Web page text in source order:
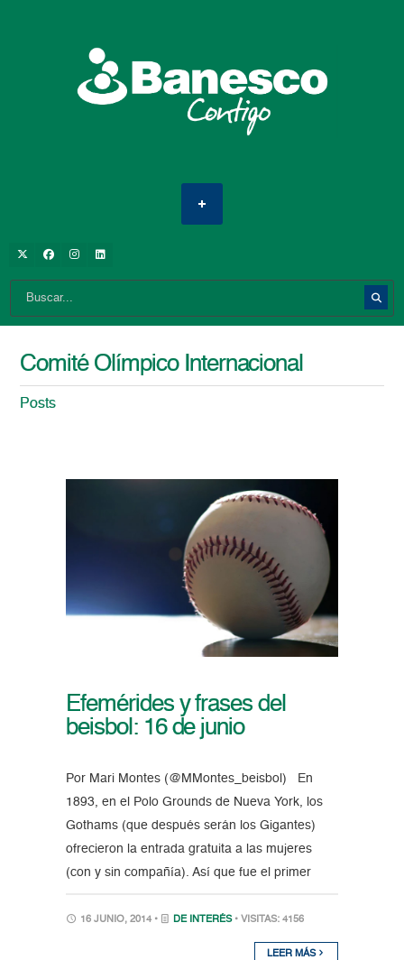
Comité Olímpico Internacional
Posts
Efemérides y frases del
beisbol: 16 de junio
Por Mari Montes (@MMontes_beisbol) En
1893, en el Polo Grounds de Nueva York, los
Gothams (que después serán los Gigantes)
ofrecieron la entrada gratuita a las mujeres
(con y sin compañía). Así que fue el primer
16 JUNIO, 2014 • DE INTERÉS • VISITAS: 4156
LEER MÁS